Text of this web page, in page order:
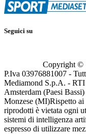
Seguici su
Copyright ©
P.Iva 03976881007 -
Mediamond S.p.A. -
Amsterdam (Paesi
Monzese (MI)Rispetto ai
riprodotti è vietata ogni
sistemi di intelligenza
espresso di utilizzare